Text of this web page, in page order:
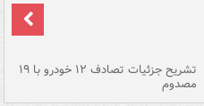
تشریح جزئیات تصادف ۱۲ خودرو با ۱۹
مصدوم